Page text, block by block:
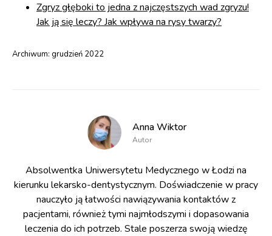
Zgryz głęboki to jedna z najczęstszych wad zgryzu!
Jak ją się leczy? Jak wpływa na rysy twarzy?
Archiwum: grudzień 2022
Anna Wiktor
Autor
Absolwentka Uniwersytetu Medycznego w Łodzi na
kierunku lekarsko-dentystycznym. Doświadczenie w pracy
nauczyło ją łatwości nawiązywania kontaktów z
pacjentami, również tymi najmłodszymi i dopasowania
leczenia do ich potrzeb. Stale poszerza swoją wiedzę